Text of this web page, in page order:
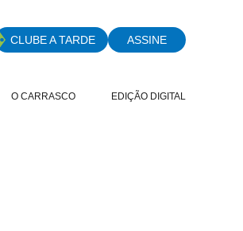
CLUBE A TARDE ASSINE
O CARRASCO EDIÇÃO DIGITAL